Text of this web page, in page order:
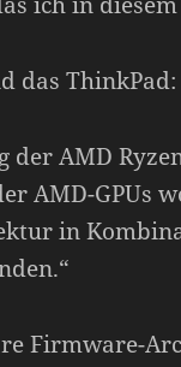
das ThinkPad:
der AMD
AMD-GPUs
in
Firmware-